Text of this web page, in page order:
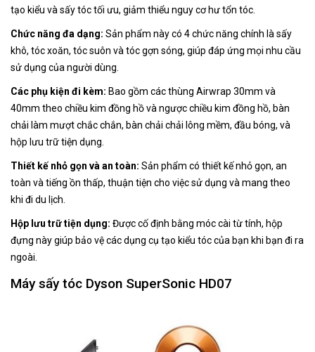
tạo kiểu và sấy tóc tối ưu, giảm thiểu nguy cơ hư tổn tóc.
Chức năng đa dạng: Sản phẩm này có 4 chức năng chính là sấy
khô, tóc xoăn, tóc suôn và tóc gợn sóng, giúp đáp ứng mọi nhu cầu
sử dụng của người dùng.
Các phụ kiện đi kèm: Bao gồm các thùng Airwrap 30mm và
40mm theo chiều kim đồng hồ và ngược chiều kim đồng hồ, bàn
chải làm mượt chắc chắn, bàn chải chải lông mềm, đầu bóng, và
hộp lưu trữ tiện dụng.
Thiết kế nhỏ gọn và an toàn: Sản phẩm có thiết kế nhỏ gọn, an
toàn và tiếng ồn thấp, thuận tiện cho việc sử dụng và mang theo
khi đi du lịch.
Hộp lưu trữ tiện dụng: Được cố định bằng móc cài từ tính, hộp
đựng này giúp bảo vệ các dụng cụ tạo kiểu tóc của bạn khi bạn đi ra
ngoài.
Máy sấy tóc Dyson SuperSonic HD07